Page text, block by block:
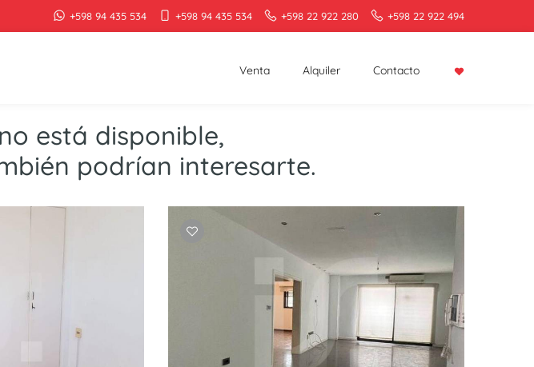
+598 94 435 534 +598 94 435 534 +598 22 922 280 +598 22 922 494
Venta Alquiler Contacto
está disponible,
podrían interesarte.